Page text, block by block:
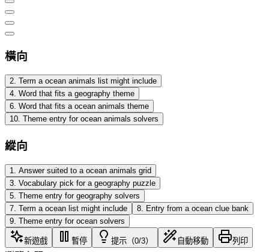
橫向
2. Term a ocean animals list might include
4. Word that fits a geography theme
6. Word that fits a ocean animals theme
10. Theme entry for ocean animals solvers
縱向
1
Answer suited to a ocean animals grid
3 Vocabulary pick for a geography puzzle
5 Theme entry for geography solvers
7 Term a ocean list might include 8 Entry from a ocean clue bank
9 Theme entry for ocean solvers
新遊戲 暫停 提示（0/3） 自動移動 列印